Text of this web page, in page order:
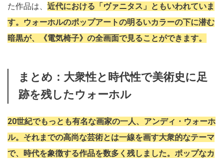
た作品は、 近代における「ヴァニタス」ともいわれていま
す。ウォーホルのポップアートの明るいカラーの下に潜む
暗黒が、《電気椅子》の全画面で見ることができます。
まとめ：大衆性と時代性で美術史に足
跡を残したウォーホル
20世紀でもっとも有名な画家の一人、アンディ・ウォーホ
ル。それまでの高尚な芸術とは一線を画す大衆的なテーマ
で、時代を象徴する作品を数多く残しました。ポップなカ